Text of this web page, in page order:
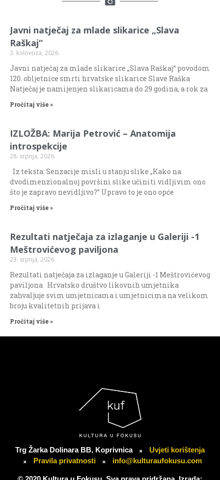
Javni natječaj za mlade slikarice „Slava
Raškaj“
3. kolovoza, 2026.
Javni natječaj za mlade slikarice „Slava Raškaj“ povodom
120. obljetnice smrti hrvatske slikarice Slave Raška
Natječaj je namijenjen slikaricama do 29 godina, a rok za
Pročitaj više »
IZLOŽBA: Marija Petrović – Anatomija
introspekcije
28. srpnja, 2026.
Iz teksta: Senzacije misli u stanju slike „Kako na
dvodimenzionalnoj površini slike učiniti vidljivim ono
što je zapravo nevidljivo?” Upravo to je ono opće
Pročitaj više »
Rezultati natječaja za izlaganje u Galeriji -1
Meštrovićevog paviljona
23. srpnja, 2026.
Rezultati natječaja za izlaganje u Galeriji -1 Meštrovićevog
paviljona Hrvatsko društvo likovnih umjetnika
zahvaljuje svim umjetnicama i umjetnicima na velikom
broju kvalitetnih prijava i
Pročitaj više »
Trg Žarka Dolinara BB, Koprivnica
Uvjeti korištenja
Pravila privatnosti
info@kulturaufokusu.com